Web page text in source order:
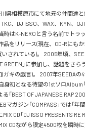
県相模原市にて地元の仲間達と
、DJ ISSO、WAX、KYN、
時はK-NEROと言う名前でトラ
品をリリース(現在、CD-Rにも
されている)。 2005年頃、
GREEN」に参加し、話題をさら
(ガキの戯言)。 2007年SEEDAの
身初となる待望の1stソロAlbum
る「BEST OF JAPANESE RAP
マガジン「COMPASS」では「年
CD「DJ ISSO PRESENTS RE
CDながら限定4500枚を瞬時